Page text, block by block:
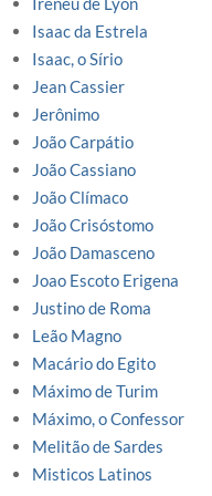
Isaac da Estrela
Isaac, o Sírio
Jean Cassier
Jerônimo
João Carpátio
João Cassiano
João Clímaco
João Crisóstomo
João Damasceno
Joao Escoto Erigena
Justino de Roma
Leão Magno
Macário do Egito
Máximo de Turim
Máximo, o Confessor
Melitão de Sardes
Misticos Latinos